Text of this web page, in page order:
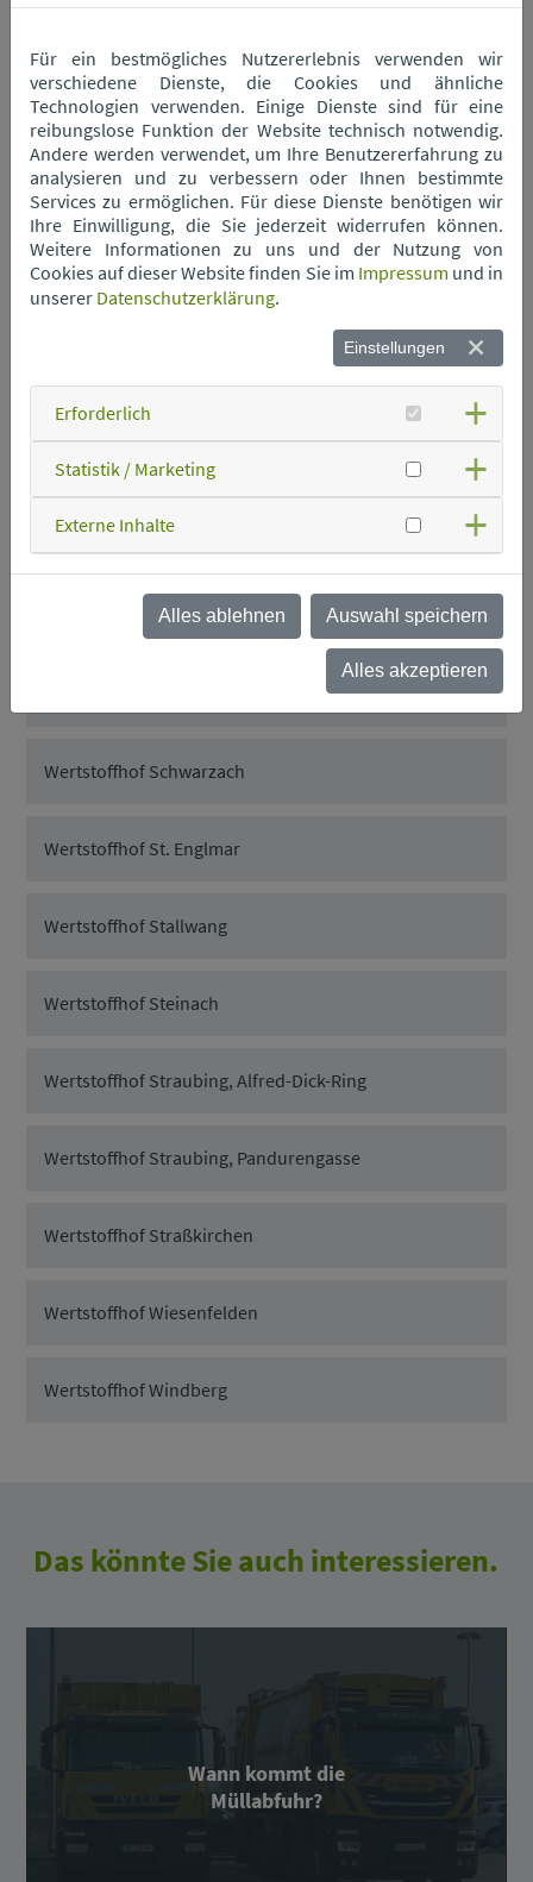
Wertstoffhof Neukirchen
Wertstoffhof Niederwinkling
Wertstoffhof Oberschneiding
Wertstoffhof Parkstetten
Wertstoffhof Perkam
Wertstoffhof Rain
Wertstoffhof Rattenberg
Wertstoffhof Rattiszell
Wertstoffhof Schwarzach
Wertstoffhof St. Englmar
Wertstoffhof Stallwang
Wertstoffhof Steinach
Wertstoffhof Straubing, Alfred-Dick-Ring
Wertstoffhof Straubing, Pandurengasse
Wertstoffhof Straßkirchen
Wertstoffhof Wiesenfelden
Wertstoffhof Windberg
Das könnte Sie auch interessieren.
Wann kommt die
Müllabfuhr?
Für ein bestmögliches Nutzererlebnis verwenden wir
verschiedene Dienste, die Cookies und ähnliche
Technologien verwenden. Einige Dienste sind für eine
reibungslose Funktion der Website technisch notwendig.
Andere werden verwendet, um Ihre Benutzererfahrung zu
analysieren und zu verbessern oder Ihnen bestimmte
Services zu ermöglichen. Für diese Dienste benötigen wir
Ihre Einwilligung, die Sie jederzeit widerrufen können.
Weitere Informationen zu uns und der Nutzung von
Cookies auf dieser Website finden Sie im Impressum und in
unserer Datenschutzerklärung.
Einstellungen
Erforderlich
Statistik / Marketing
Externe Inhalte
Alles ablehnen Auswahl speichern
Alles akzeptieren